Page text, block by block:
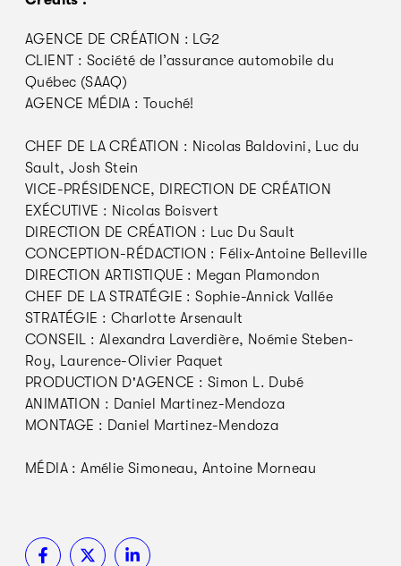
AGENCE DE CRÉATION : LG2
CLIENT : Société de l’assurance automobile du
Québec (SAAQ)
AGENCE MÉDIA : Touché!
CHEF DE LA CRÉATION : Nicolas Baldovini, Luc du
Sault, Josh Stein
VICE-PRÉSIDENCE, DIRECTION DE CRÉATION
EXÉCUTIVE : Nicolas Boisvert
DIRECTION DE CRÉATION : Luc Du Sault
CONCEPTION-RÉDACTION : Félix-Antoine Belleville
DIRECTION ARTISTIQUE : Megan Plamondon
CHEF DE LA STRATÉGIE : Sophie-Annick Vallée
STRATÉGIE : Charlotte Arsenault
CONSEIL : Alexandra Laverdière, Noémie Steben-
Roy, Laurence-Olivier Paquet
PRODUCTION D'AGENCE : Simon L. Dubé
ANIMATION : Daniel Martinez-Mendoza
MONTAGE : Daniel Martinez-Mendoza
MÉDIA : Amélie Simoneau, Antoine Morneau